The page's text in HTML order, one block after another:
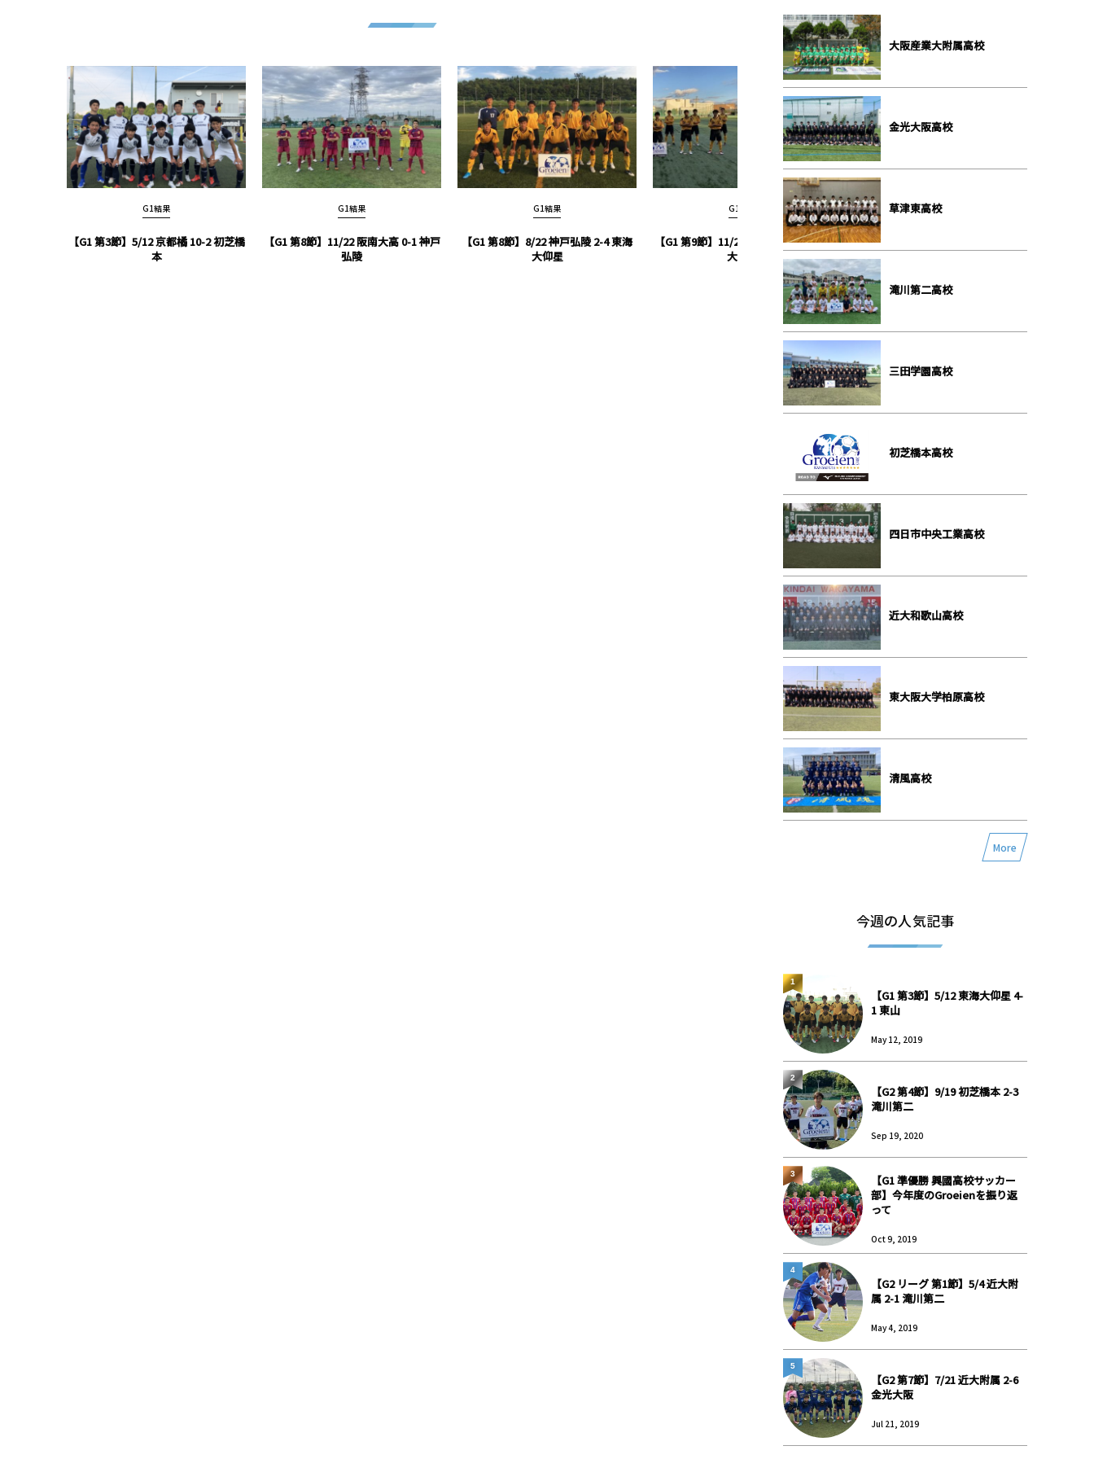
G1結果
【G1 第3節】5/12 京都橘 10-2 初芝橋
本
G1結果
【G1 第8節】11/22 阪南大高 0-1 神戸
弘陵
G1結果
【G1 第8節】8/22 神戸弘陵 2-4 東海
大仰星
G1結果
【G1 第9節】11/29 東海大仰星 1-1 関
大北陽
G1結果
【G1 リーグ 第2節】5/4 履正社 0-1
神戸弘陵
大阪産業大附属高校
金光大阪高校
草津東高校
滝川第二高校
三田学園高校
初芝橋本高校
四日市中央工業高校
近大和歌山高校
東大阪大学柏原高校
清風高校
More
今週の人気記事
【G1 第3節】5/12 東海大仰星 4-
1 東山
May 12, 2019
1
【G2 第4節】9/19 初芝橋本 2-3
滝川第二
Sep 19, 2020
2
【G1 準優勝 興國高校サッカー
部】今年度のGroeienを振り返
って
Oct 9, 2019
3
【G2 リーグ 第1節】5/4 近大附
属 2-1 滝川第二
May 4, 2019
4
【G2 第7節】7/21 近大附属 2-6
金光大阪
Jul 21, 2019
5